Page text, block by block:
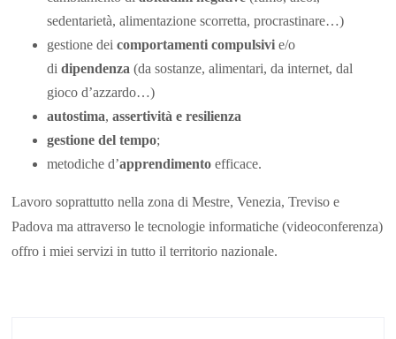
sedentarietà, alimentazione scorretta, procrastinare…)
gestione deicomportamenti compulsivi e/o
didipendenza (da sostanze, alimentari, da internet, dal
gioco d’azzardo…)
autostima,assertività e resilienza
gestione del tempo;
metodiche d’apprendimento efficace.
Lavoro soprattutto nella zona di Mestre, Venezia, Treviso e
Padova ma attraverso le tecnologie informatiche (videoconferenza)
offro i miei servizi in tutto il territorio nazionale.